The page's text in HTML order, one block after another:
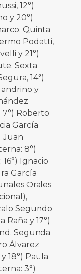
12°)
y 20°)
Quinta
Podetti,
y 21°)
Sexta
14°)
y
7°) Roberto
García
Juan
8°)
Ignacio
García
Orales
Segundo
Raña y 17°)
Segunda
Álvarez,
18°) Paula
3°)